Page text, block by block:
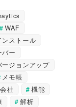
WAF
ンストール
バー
ージョンアップ
メモ帳
社
機能
解析